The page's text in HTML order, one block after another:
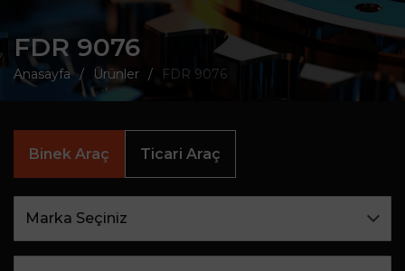
FDR 9076
Anasayfa Ürünler FDR 9076
Binek Araç Ticari Araç